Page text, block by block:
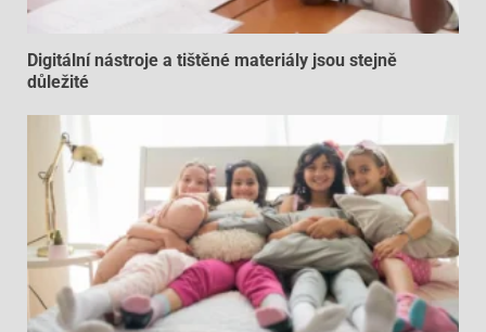
Digitální nástroje a tištěné materiály jsou stejně
důležité